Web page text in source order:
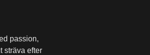
passion,
sträva efter